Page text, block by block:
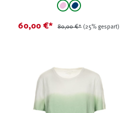
auswählen
rosamarine
60,00 €* 80,00 €* (25% gespart)